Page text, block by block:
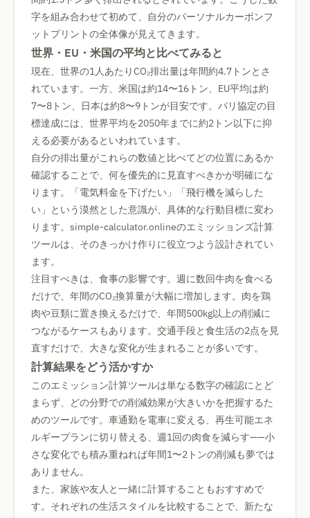
字を組み合わせて初めて、自分のパーソナルカーボンフ
ットプリントの全体像が見えてきます。
世界・EU・米国の平均と比べてみると
現在、世界の1人あたりCO₂排出量は年間約4.7トンとさ
れています。一方、米国は約14〜16トン、EU平均は約
7〜8トン、日本は約8〜9トンが目安です。パリ協定の目
標達成には、世界平均を2050年までに約2トン以下に抑
える必要があるといわれています。
自分の排出量がこれらの数値と比べてどの位置にあるか
確認することで、何を優先的に見直すべきかが明確にな
ります。「電気料金を下げたい」「飛行機を減らした
い」という漠然とした意識が、具体的な行動目標に変わ
ります。simple-calculator.onlineのエミッションズ計算
ツールは、そのきっかけ作りに役立つよう設計されてい
ます。
注目すべきは、食事の影響です。週に数回牛肉を食べる
だけで、年間のCO₂換算量が大幅に増加します。肉を鶏
肉や豆類に置き換えるだけで、年間500kg以上の削減に
つながるケースもあります。交通手段と食生活の2点を見
直すだけで、大きな変化が生まれることが多いです。
計算結果をどう活かすか
このエミッション計算ツールは単なる数字の確認にとど
まらず、どの分野での削減効果が大きいかを把握するた
めのツールです。車通勤を電車に変える、再生可能エネ
ルギープランに切り替える、週1回の肉食を減らす——小
さな変化でも積み重ねれば年間1〜2トンの削減も夢では
ありません。
また、家族や友人と一緒に計算することもおすすめで
す。それぞれの生活スタイルを比較することで、新たな